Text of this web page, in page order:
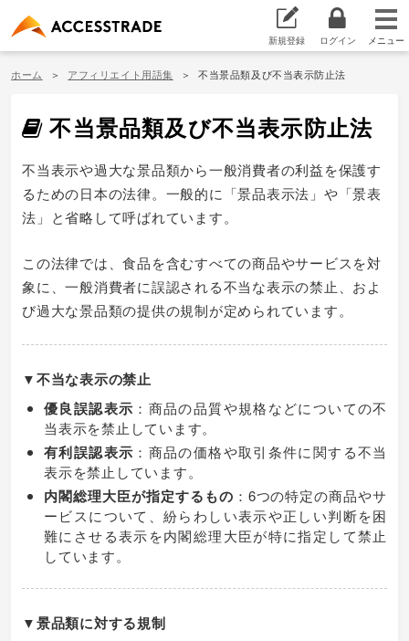
新規登録 ログイン
ホーム アフィリエイト用語集 不当景品類及び不当表示防止法
不当景品類及び不当表示防止法
不当表示や過大な景品類から一般消費者の利益を保護す
るための日本の法律。一般的に「景品表示法」や「景表
法」と省略して呼ばれています。
この法律では、食品を含むすべての商品やサービスを対
象に、一般消費者に誤認される不当な表示の禁止、およ
び過大な景品類の提供の規制が定められています。
▼不当な表示の禁止
優良誤認表示 ：商品の品質や規格などについての不
当表示を禁止しています。
有利誤認表示 ：商品の価格や取引条件に関する不当
表示を禁止しています。
内閣総理大臣が指定するもの ：6つの特定の商品やサ
ービスについて、紛らわしい表示や正しい判断を困
難にさせる表示を内閣総理大臣が特に指定して禁止
しています。
▼景品類に対する規制